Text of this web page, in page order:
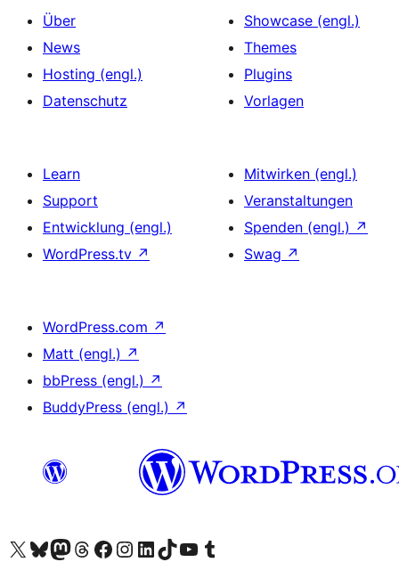
Über
News
Hosting (engl.)
Datenschutz
Showcase (engl.)
Themes
Plugins
Vorlagen
Learn
Support
Entwicklung (engl.)
WordPress.tv ↗
Mitwirken (engl.)
Veranstaltungen
Spenden (engl.) ↗
Swag ↗
WordPress.com ↗
Matt (engl.) ↗
bbPress (engl.) ↗
BuddyPress (engl.) ↗
Das X-Konto (früher Twitter) von WordPress.org besuchen
Das Bluesky-Konto von WordPress.org besuchen
Das Mastodon-Konto von WordPress.org besuchen
Das Threads-Konto von WordPress.org besuchen
Die Facebook-Seite von WordPress.org besuchen
Das Instagram-Konto von WordPress.org besuchen
Das LinkedIn-Konto von WordPress.org besuchen
Das TikTok-Konto von WordPress.org besuchen
Den YouTube-Kanal von WordPress.org besuchen
Das Tumblr-Konto von WordPress.org besuchen